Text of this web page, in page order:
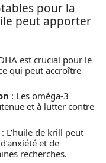
pour la
peut apporter
est crucial pour le
qui peut accroître
: Les oméga-3
et à lutter contre
: L’huile de krill peut
et de
recherches.